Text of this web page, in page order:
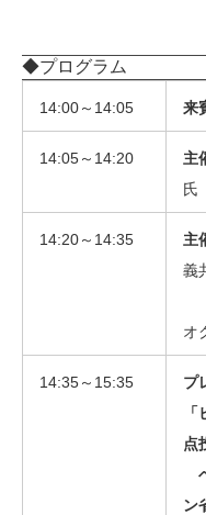
◆プログラム
14:00～14:05 来
14:05～14:20 主
氏
14:20～14:35 主
義
オ
14:35～15:35
プ
点
ン